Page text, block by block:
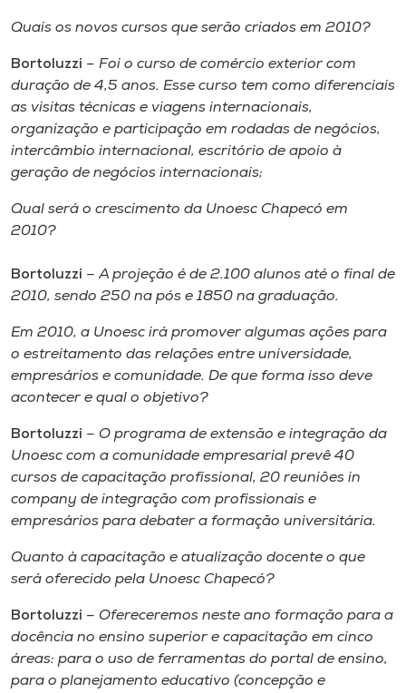
Quais os novos cursos que serão criados em 2010?
Bortoluzzi – Foi o curso de comércio exterior com
duração de 4,5 anos. Esse curso tem como diferenciais
as visitas técnicas e viagens internacionais,
organização e participação em rodadas de negócios,
intercâmbio internacional, escritório de apoio à
geração de negócios internacionais;
Qual será o crescimento da Unoesc Chapecó em
2010?
Bortoluzzi – A projeção é de 2.100 alunos até o final de
2010, sendo 250 na pós e 1850 na graduação.
Em 2010, a Unoesc irá promover algumas ações para
o estreitamento das relações entre universidade,
empresários e comunidade. De que forma isso deve
acontecer e qual o objetivo?
Bortoluzzi – O programa de extensão e integração da
Unoesc com a comunidade empresarial prevê 40
cursos de capacitação profissional, 20 reuniões in
company de integração com profissionais e
empresários para debater a formação universitária.
Quanto à capacitação e atualização docente o que
será oferecido pela Unoesc Chapecó?
Bortoluzzi – Ofereceremos neste ano formação para a
docência no ensino superior e capacitação em cinco
áreas: para o uso de ferramentas do portal de ensino,
para o planejamento educativo (concepção e